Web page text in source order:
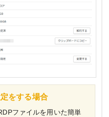
をする場合
ファイルを用いた簡単